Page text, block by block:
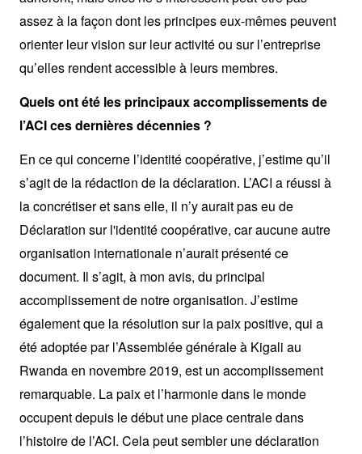
assez à la façon dont les principes eux-mêmes peuvent
orienter leur vision sur leur activité ou sur l’entreprise
qu’elles rendent accessible à leurs membres.
Quels ont été les principaux accomplissements de
l’ACI ces dernières décennies ?
En ce qui concerne l’identité coopérative, j’estime qu’il
s’agit de la rédaction de la déclaration. L’ACI a réussi à
la concrétiser et sans elle, il n’y aurait pas eu de
Déclaration sur l'identité coopérative, car aucune autre
organisation internationale n’aurait présenté ce
document. Il s’agit, à mon avis, du principal
accomplissement de notre organisation. J’estime
également que la résolution sur la paix positive, qui a
été adoptée par l’Assemblée générale à Kigali au
Rwanda en novembre 2019, est un accomplissement
remarquable. La paix et l’harmonie dans le monde
occupent depuis le début une place centrale dans
l’histoire de l’ACI. Cela peut sembler une déclaration